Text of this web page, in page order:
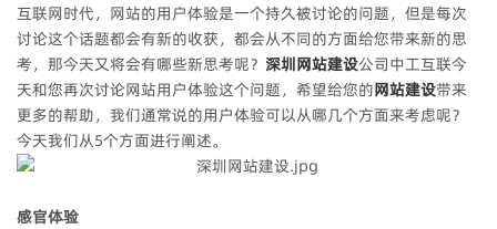
互联网时代，网站的用户体验是一个持久被讨论的问题，但是每次
讨论这个话题都会有新的收获，都会从不同的方面给您带来新的思
考，那今天又将会有哪些新思考呢？ 深圳网站建设公司中工互联今
天和您再次讨论网站用户体验这个问题，希望给您的网站建设带来
更多的帮助，我们通常说的用户体验可以从哪几个方面来考虑呢？
今天我们从5个方面进行阐述。
感官体验